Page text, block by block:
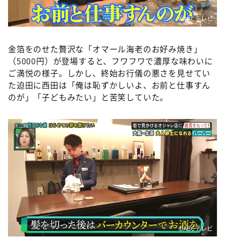
©ABCテレビ
金箔をのせた贅沢な「オマール海老のお好み焼き」
（5000円）が登場すると、フワフワで濃厚な味わいに
ご満悦の様子。しかし、終始お行儀の悪さを見せてい
た迫田に西田は「俺は恥ずかしいよ、お前と仕事すん
のが」「子どもみたい」と苦笑していた。
©ABCテレビ